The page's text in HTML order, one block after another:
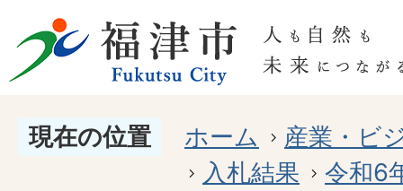
現在の位置 ホーム
産業・ビ
入札結果
令和6